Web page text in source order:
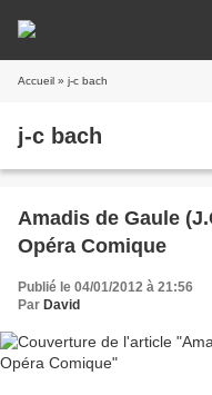
Accueil » j-c bach
j-c bach
Amadis de Gaule
Opéra Comique
Publié le 04/01/2012 à 21:56
Par David